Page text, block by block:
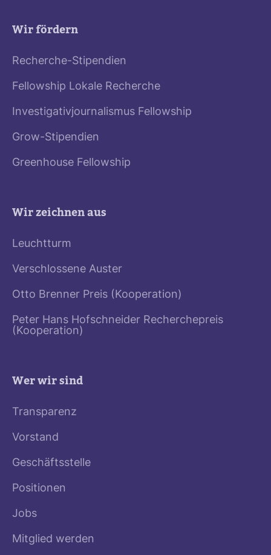
Wir fördern
Recherche-Stipendien
Fellowship Lokale Recherche
Investigativjournalismus Fellowship
Grow-Stipendien
Greenhouse Fellowship
Wir zeichnen aus
Leuchtturm
Verschlossene Auster
Otto Brenner Preis (Kooperation)
Peter Hans Hofschneider Recherchepreis
(Kooperation)
Wer wir sind
Transparenz
Vorstand
Geschäftsstelle
Positionen
Jobs
Mitglied werden